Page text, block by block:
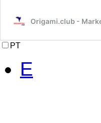
Origami.club -
PT
E